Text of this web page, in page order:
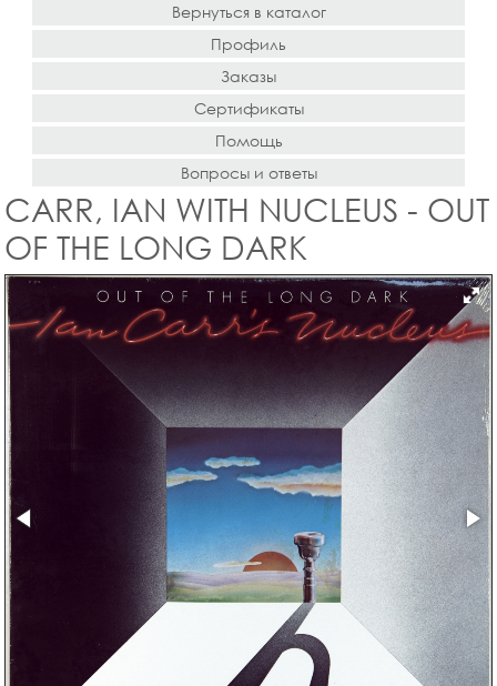
Вернуться в каталог
Профиль
Заказы
Сертификаты
Помощь
Вопросы и ответы
CARR, IAN WITH NUCLEUS - OUT
OF THE LONG DARK